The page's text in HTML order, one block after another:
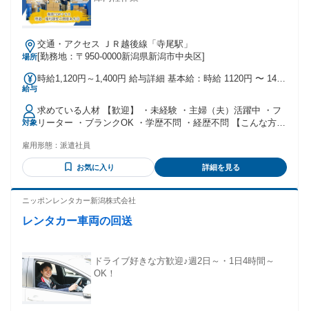
場所
交通・アクセス ＪＲ越後線「寺尾駅」
[勤務地：〒950-0000新潟県新潟市中央区]
給与
時給1,120円～1,400円 給与詳細 基本給：時給 1120円 〜 1400
対象
求めている人材 【歓迎】 ・未経験 ・主婦（夫）活躍中 ・フ
リーター ・ブランクOK ・学歴不問 ・経歴不問 【こんな方に
き ・週2日はしっかり休みたい ・チームで協力して働きたい
・落ち着いた雰囲気の倉庫で働きたい
雇用形態： 派遣社員
お気に入り 詳細を見る
ニッポンレンタカー新潟株式会社
レンタカー車両の回送
ドライブ好きな方歓迎♪週2日～・1日4時間～
OK！